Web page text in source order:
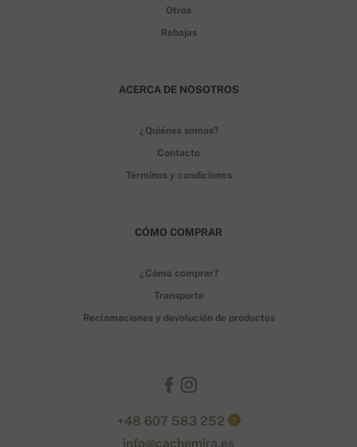
Otros
Rebajas
ACERCA DE NOSOTROS
¿Quiénes somos?
Contacto
Términos y condiciones
CÓMO COMPRAR
¿Cómo comprar?
Transporte
Reclamaciones y devolución de productos
+48 607 583 252 ?
info@cachemira.es